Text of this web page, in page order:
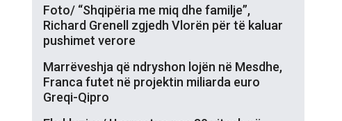
Foto/ “Shqipëria me miq dhe familje”,
Richard Grenell zgjedh Vlorën për të kaluar
pushimet verore
Marrëveshja që ndryshon lojën në Mesdhe,
Franca futet në projektin miliarda euro
Greqi-Qipro